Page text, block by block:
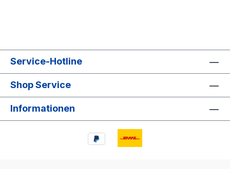
Service-Hotline
Shop Service
Informationen